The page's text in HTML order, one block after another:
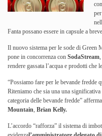
Fanta possano essere in capsule a
Il nuovo sistema per le sode di Green
pone in concorrenza con SodaStream,
rendere gassata l’acqua e prodotti che
“Possiamo fare per le bevande fredde
Riteniamo che sia una una
categoria delle bevande fredde” afferma
Mountain, Brian Kelly.
L’accordo “rafforza” il sistema di